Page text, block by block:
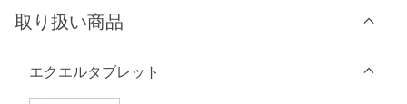
取り扱い商品
エクエルタブレット